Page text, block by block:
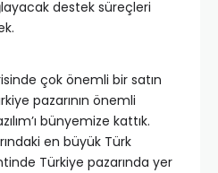
destek süreçleri
çok önemli bir satın
pazarının önemli
bünyemize kattık.
en büyük Türk
Türkiye pazarında yer